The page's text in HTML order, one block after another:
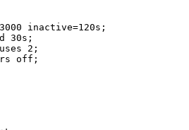
inactive=120s;
30s;
2;
off;